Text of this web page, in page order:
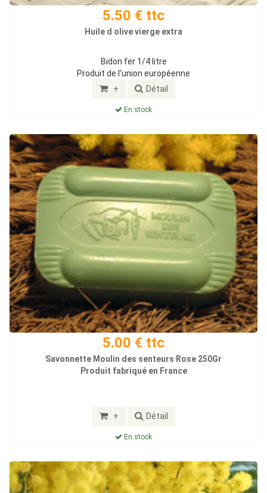
5.50 € ttc
Huile d olive vierge extra
Bidon fer 1/4 litre
Produit de l'union européenne
+ Détail
En stock
5.00 € ttc
Savonnette Moulin des senteurs Rose 250Gr
Produit fabriqué en France
+ Détail
En stock